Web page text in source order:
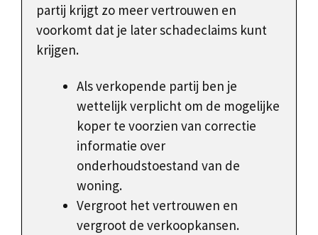
partij krijgt zo meer vertrouwen en
voorkomt dat je later schadeclaims kunt
krijgen.
Als verkopende partij ben je
wettelijk verplicht om de mogelijke
koper te voorzien van correctie
informatie over
onderhoudstoestand van de
woning.
Vergroot het vertrouwen en
vergroot de verkoopkansen.